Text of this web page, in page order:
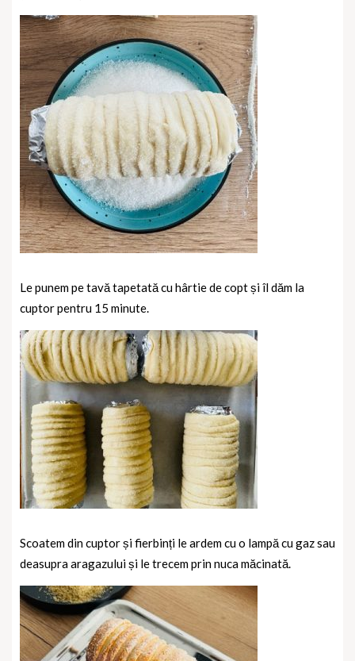
Le punem pe tavă tapetată cu hârtie de copt și îl dăm la
cuptor pentru 15 minute.
Scoatem din cuptor și fierbinți le ardem cu o lampă cu gaz sau
deasupra aragazului și le trecem prin nuca măcinată.